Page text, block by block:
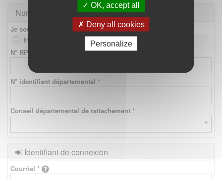
OK, accept all
Deny all cookies
Personalize
Numéros d'identification
Je souhaite créer un compte *
Médecin
Etudiant
N° RPPS *
N° identifiant départemental *
Conseil départemental de rattachement *
Identifiant de connexion
Courriel *